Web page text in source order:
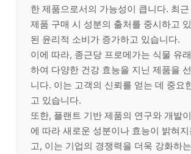
한 제품으로서의 가능성이 큽니다. 최
제품 구매 시 성분의 출처를 중시하고
된 윤리적 소비가 증가하고 있습니다.
이에 따라, 종근당 프로메가는 식물 유
하여 다양한 건강 효능을 지닌 제품을
니다. 이는 고객의 신뢰를 얻는 데 중요
고 있습니다.
또한, 플랜트 기반 제품의 연구와 개발
에 따라 새로운 성분이나 효능이 밝혀
고, 이는 기업의 경쟁력을 더욱 강화하